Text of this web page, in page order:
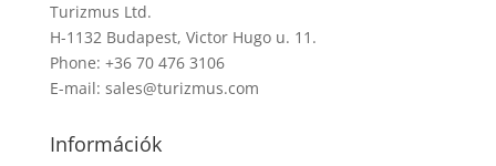
Turizmus Ltd.
H-1132 Budapest, Victor Hugo u. 11.
Phone: +36 70 476 3106
E-mail: sales@turizmus.com
Információk